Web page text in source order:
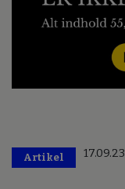
Artikel 17.09.23